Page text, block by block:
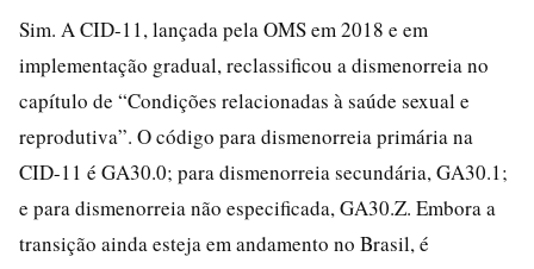
Sim. A CID-11, lançada pela OMS em 2018 e em
implementação gradual, reclassificou a dismenorreia no
capítulo de “Condições relacionadas à saúde sexual e
reprodutiva”. O código para dismenorreia primária na
CID-11 é GA30.0; para dismenorreia secundária, GA30.1;
e para dismenorreia não especificada, GA30.Z. Embora a
transição ainda esteja em andamento no Brasil, é